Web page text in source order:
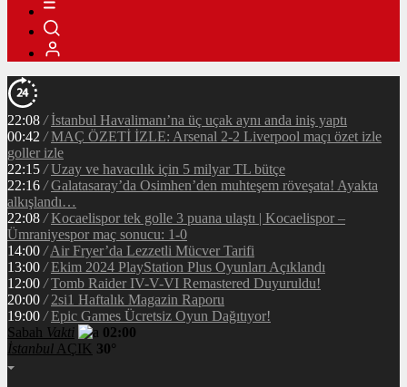
22:08 / İstanbul Havalimanı’na üç uçak aynı anda iniş yaptı
00:42 / MAÇ ÖZETİ İZLE: Arsenal 2-2 Liverpool maçı özet izle
goller izle
22:15 / Uzay ve havacılık için 5 milyar TL bütçe
22:16 / Galatasaray’da Osimhen’den muhteşem röveşata! Ayakta
alkışlandı…
22:08 / Kocaelispor tek golle 3 puana ulaştı | Kocaelispor –
Ümraniyespor maç sonucu: 1-0
14:00 / Air Fryer’da Lezzetli Mücver Tarifi
13:00 / Ekim 2024 PlayStation Plus Oyunları Açıklandı
12:00 / Tomb Raider IV-V-VI Remastered Duyuruldu!
20:00 / 2si1 Haftalık Magazin Raporu
19:00 / Epic Games Ücretsiz Oyun Dağıtıyor!
Sabah Vakti
02:00
İstanbul AÇIK 30°